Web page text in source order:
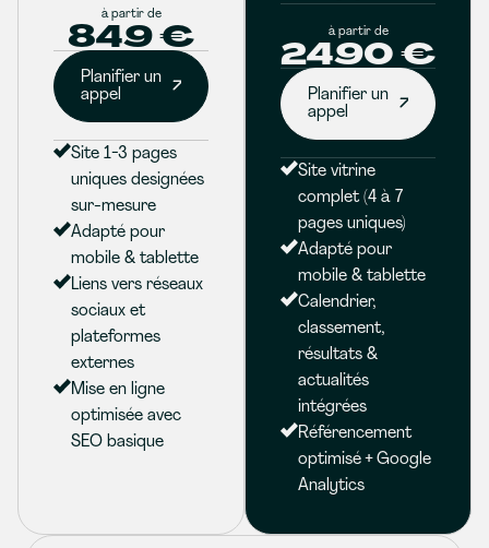
à partir de
849 €
Planifier un
appel
Site 1-3 pages
uniques designées
sur-mesure
Adapté pour
mobile & tablette
Liens vers réseaux
sociaux et
plateformes
externes
Mise en ligne
optimisée avec
SEO basique
à partir de
2490 €
Planifier un
appel
Site vitrine
complet (4 à 7
pages uniques)
Adapté pour
mobile & tablette
Calendrier,
classement,
résultats &
actualités
intégrées
Référencement
optimisé + Google
Analytics